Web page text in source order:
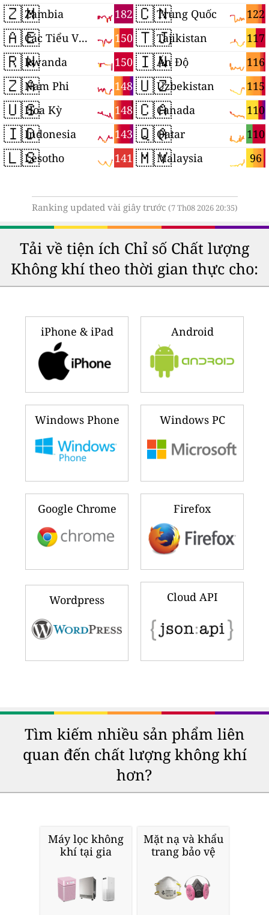
🇿🇲 182
Zambia
🇦🇪 150
Các Tiểu Vương quốc Ả Rập Thống nhất
🇷🇼 150
Rwanda
🇿🇦 148
Nam Phi
🇺🇸 148
Hoa Kỳ
🇮🇩 143
Indonesia
🇱🇸 141
Lesotho
🇨🇳 122
Trung Quốc
🇹🇯 117
Tajikistan
🇮🇳 116
Ấn Độ
🇺🇿 115
Uzbekistan
🇨🇦 110
Canada
🇶🇦 110
Qatar
🇲🇾 96
Malaysia
Ranking updated vài giây trước (7 Th08 2026 20:35)
Tải về tiện ích Chỉ số Chất lượng
Không khí theo thời gian thực cho:
iPhone & iPad Android
Windows Phone Windows PC
Google Chrome Firefox
Wordpress Cloud API
Tìm kiếm nhiều sản phẩm liên
quan đến chất lượng không khí
hơn?
Máy lọc không
khí tại gia
Mặt nạ và khẩu
trang bảo vệ